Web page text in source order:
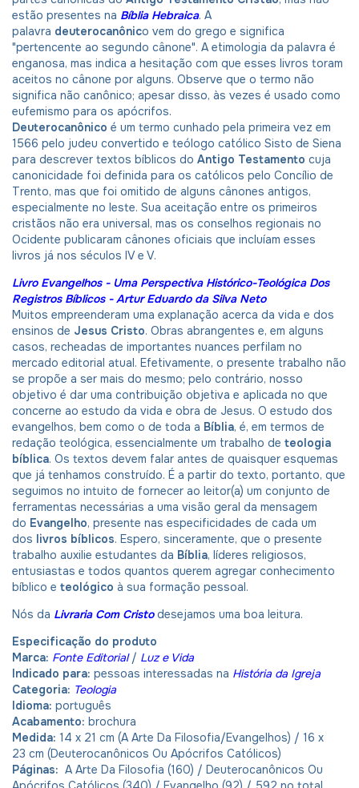
estão presentes na Bíblia Hebraica. A
palavra deuterocanônico vem do grego e significa
"pertencente ao segundo cânone". A etimologia da palavra é
enganosa, mas indica a hesitação com que esses livros toram
aceitos no cânone por alguns. Observe que o termo não
significa não canônico; apesar disso, às vezes é usado como
eufemismo para os apócrifos.
Deuterocanônico é um termo cunhado pela primeira vez em
1566 pelo judeu convertido e teólogo católico Sisto de Siena
para descrever textos bíblicos do Antigo Testamento cuja
canonicidade foi definida para os católicos pelo Concílio de
Trento, mas que foi omitido de alguns cânones antigos,
especialmente no leste. Sua aceitação entre os primeiros
cristãos não era universal, mas os conselhos regionais no
Ocidente publicaram cânones oficiais que incluíam esses
livros já nos séculos IV e V.
Livro Evangelhos - Uma Perspectiva Histórico-Teológica Dos
Registros Bíblicos - Artur Eduardo da Silva Neto
Muitos empreenderam uma explanação acerca da vida e dos
ensinos de Jesus Cristo. Obras abrangentes e, em alguns
casos, recheadas de importantes nuances perfilam no
mercado editorial atual. Efetivamente, o presente trabalho não
se propõe a ser mais do mesmo; pelo contrário, nosso
objetivo é dar uma contribuição objetiva e aplicada no que
concerne ao estudo da vida e obra de Jesus. O estudo dos
evangelhos, bem como o de toda a Bíblia, é, em termos de
redação teológica, essencialmente um trabalho de teologia
bíblica. Os textos devem falar antes de quaisquer esquemas
que já tenhamos construído. É a partir do texto, portanto, que
seguimos no intuito de fornecer ao leitor(a) um conjunto de
ferramentas necessárias a uma visão geral da mensagem
do Evangelho, presente nas especificidades de cada um
dos livros bíblicos. Espero, sinceramente, que o presente
trabalho auxilie estudantes da Bíblia, líderes religiosos,
entusiastas e todos quantos querem agregar conhecimento
bíblico e teológico à sua formação pessoal.
Nós da Livraria Com Cristo desejamos uma boa leitura.
Especificação do produto
Marca: Fonte Editorial / Luz e Vida
Indicado para: pessoas interessadas na História da Igreja
Categoria: Teologia
Idioma: português
Acabamento: brochura
Medida: 14 x 21 cm (A Arte Da Filosofia/Evangelhos) / 16 x
23 cm (Deuterocanônicos Ou Apócrifos Católicos)
Páginas: A Arte Da Filosofia (160) / Deuterocanônicos Ou